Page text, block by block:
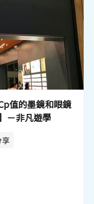
值的墨鏡和眼鏡
－非凡遊學